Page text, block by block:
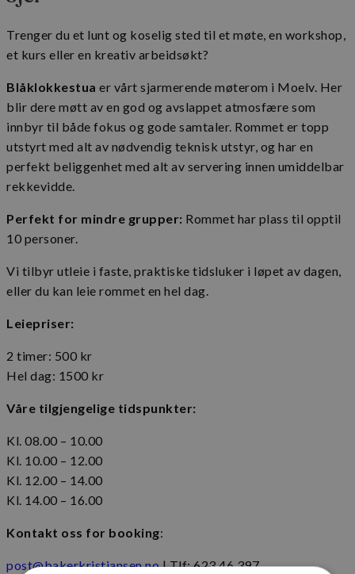
Trenger du et lunt og koselig sted til et møte, en workshop,
et kurs eller en kreativ arbeidsøkt?
Blåklokkestua er vårt sjarmerende møterom i Moelv. Her
blir dere møtt av en god og avslappet atmosfære som
innbyr til både fokus og gode samtaler. Rommet er topp
utstyrt med alt av nødvendig teknisk utstyr, og har en
perfekt beliggenhet med alt av servering innen umiddelbar
rekkevidde.
Perfekt for mindre grupper: Rommet har plass til opptil
10 personer.
Vi tilbyr utleie i faste, praktiske tidsluker i løpet av dagen,
eller du kan leie rommet en hel dag.
Leiepriser:
2 timer: 500 kr
Hel dag: 1500 kr
Våre tilgjengelige tidspunkter:
Kl. 08.00 – 10.00
Kl. 10.00 – 12.00
Kl. 12.00 – 14.00
Kl. 14.00 – 16.00
Kontakt oss for booking:
post@bakerkristiansen.no| Tlf: 623 46 397